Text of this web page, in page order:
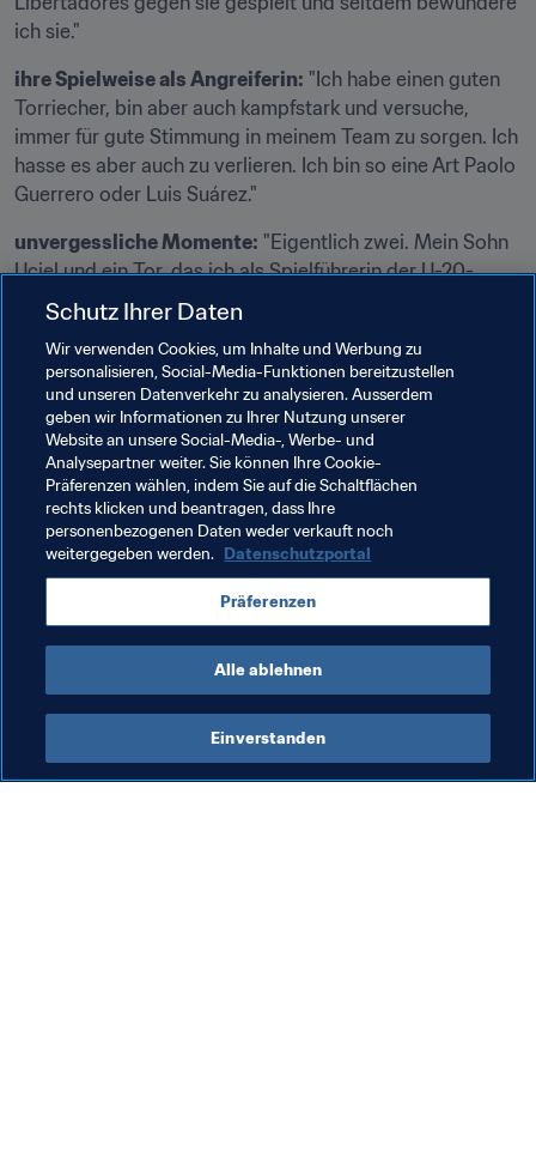
ich sie."
ihre Spielweise als Angreiferin: "Ich habe einen guten
Torriecher, bin aber auch kampfstark und versuche,
immer für gute Stimmung in meinem Team zu sorgen. Ich
hasse es aber auch zu verlieren. Ich bin so eine Art Paolo
Guerrero oder Luis Suárez."
unvergessliche Momente: "Eigentlich zwei. Mein Sohn
Uciel und ein Tor, das ich als Spielführerin der U-20-
Auswahl am 4. Januar 2006, meinem Geburtstag
Uruguay."
andere Dinge, die ihr gefallen: "Ich höre gerne Musik,
vor allem Salsa, während ich sauber mache oder koche.
Man sagt auch, dass ich eine gute Köchin bin und ein
leckeres "Seco de Pollo" zubereiten kann."
Verwandte Themen
Peru
Schutz Ihrer Daten
Wir verwenden Cookies, um Inhalte und Werbung zu
personalisieren, Social-Media-Funktionen bereitzustellen
und unseren Datenverkehr zu analysieren. Ausserdem
geben wir Informationen zu Ihrer Nutzung unserer
Website an unsere Social-Media-, Werbe- und
Analysepartner weiter. Sie können Ihre Cookie-
Präferenzen wählen, indem Sie auf die Schaltflächen
rechts klicken und beantragen, dass Ihre
personenbezogenen Daten weder verkauft noch
weitergegeben werden. Datenschutzportal
Präferenzen
Alle ablehnen
Einverstanden